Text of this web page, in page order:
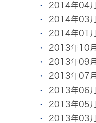
2014年04月
2014年03月
2014年01月
2013年10月
2013年09月
2013年07月
2013年06月
2013年05月
2013年03月